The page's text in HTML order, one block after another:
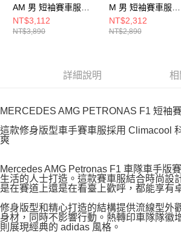
AM 男 短袖賽車服
KE5325
NT$3,112
NT$3,890
M 男 短袖賽車服
KF0160
NT$2,312
NT$2,890
詳細說明 相
MERCEDES AMG PETRONAS F1 短袖
這款修身版型車手賽車服採用 Climacool
爽
Mercedes AMG Petronas F1 車隊車手版
生活的人士打造。這款賽車服結合時尚設
是在賽道上還是在看臺上歡呼，都能享有
修身版型和精心打造的結構提供流線型外
身材，同時不影響行動。熱轉印車隊隊徽
則展現經典的 adidas 風格。